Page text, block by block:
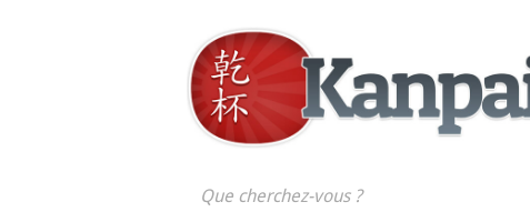
Que cherchez-vous ?